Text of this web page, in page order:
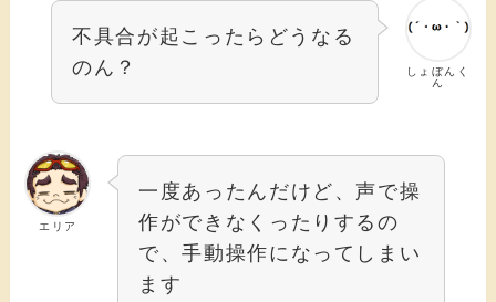
しょぼんく
ん
不具合が起こったらどうなる
のん？
エリア
一度あったんだけど、声で操
作ができなくったりするの
で、手動操作になってしまい
ます